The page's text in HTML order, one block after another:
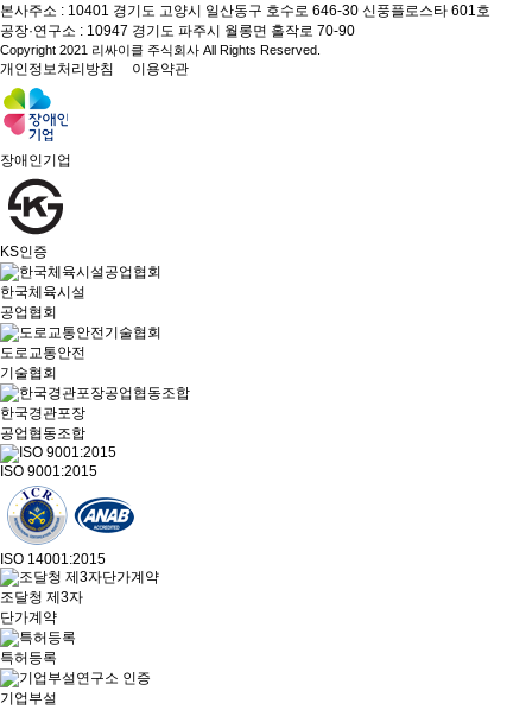
본사주소 : 10401 경기도 고양시 일산동구 호수로 646-30 신풍플로스타 601호
공장·연구소 : 10947 경기도 파주시 월롱면 홀작로 70-90
Copyright 2021 리싸이클 주식회사 All Rights Reserved.
개인정보처리방침 이용약관
장애인기업
KS인증
한국체육시설
공업협회
도로교통안전
기술협회
한국경관포장
공업협동조합
ISO 9001:2015
ISO 14001:2015
조달청 제3자
단가계약
특허등록
기업부설